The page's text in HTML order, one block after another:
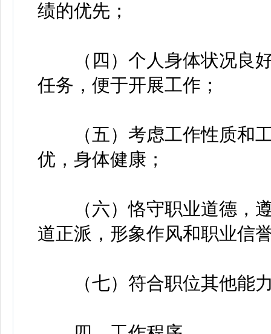
绩的优先；
（四）个人身体状况良好
任务，便于开展工作；
（五）考虑工作性质和工
优，身体健康；
（六）恪守职业道德，遵
道正派，形象作风和职业信
（七）符合职位其他能